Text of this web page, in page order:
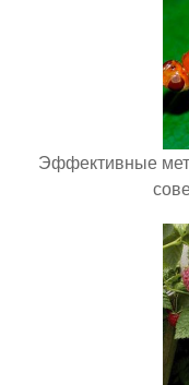
Эффективные